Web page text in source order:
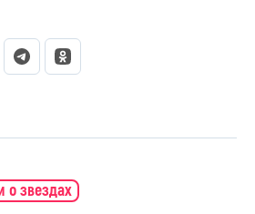
о звездах